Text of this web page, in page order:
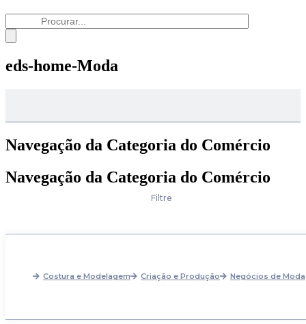
eds-home-Moda
Navegação da Categoria do Comércio
Navegação da Categoria do Comércio
Filtre
Costura e Modelagem Criação e Produção Negócios de Moda